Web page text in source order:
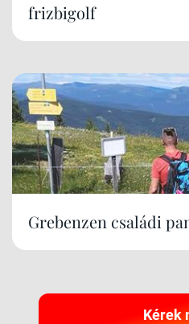
frizbigolf
Grebenzen családi
Kérek